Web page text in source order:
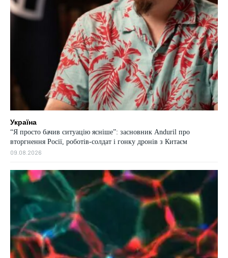
Україна
“Я просто бачив ситуацію ясніше”: засновник Anduril про
вторгнення Росії, роботів-солдат і гонку дронів з Китаєм
09.08.2026